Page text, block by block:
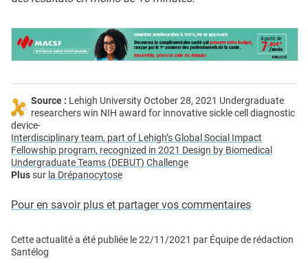
Source : Lehigh University October 28, 2021 Undergraduate
researchers win NIH award for innovative sickle cell diagnostic
device-
Interdisciplinary team, part of Lehigh’s Global Social Impact
Fellowship program, recognized in 2021 Design by Biomedical
Undergraduate Teams (DEBUT) Challenge
Plussur la Drépanocytose
Pour en savoir plus et partager vos commentaires
Cette actualité a été publiée le22/11/2021 par Équipe de rédaction
Santélog